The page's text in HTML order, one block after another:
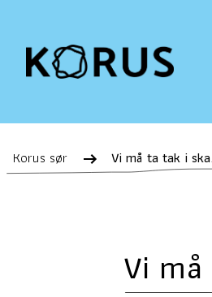
Korus sør Vi må ta tak i skammen
Vi